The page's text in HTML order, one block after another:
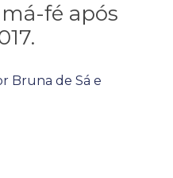
fé após
Bruna de Sá e